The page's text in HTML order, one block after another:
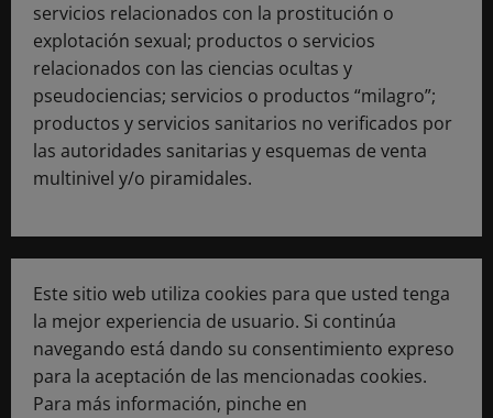
servicios relacionados con la prostitución o
explotación sexual; productos o servicios
relacionados con las ciencias ocultas y
pseudociencias; servicios o productos “milagro”;
productos y servicios sanitarios no verificados por
las autoridades sanitarias y esquemas de venta
multinivel y/o piramidales.
Este sitio web utiliza cookies para que usted tenga
la mejor experiencia de usuario. Si continúa
navegando está dando su consentimiento expreso
para la aceptación de las mencionadas cookies.
Para más información, pinche en